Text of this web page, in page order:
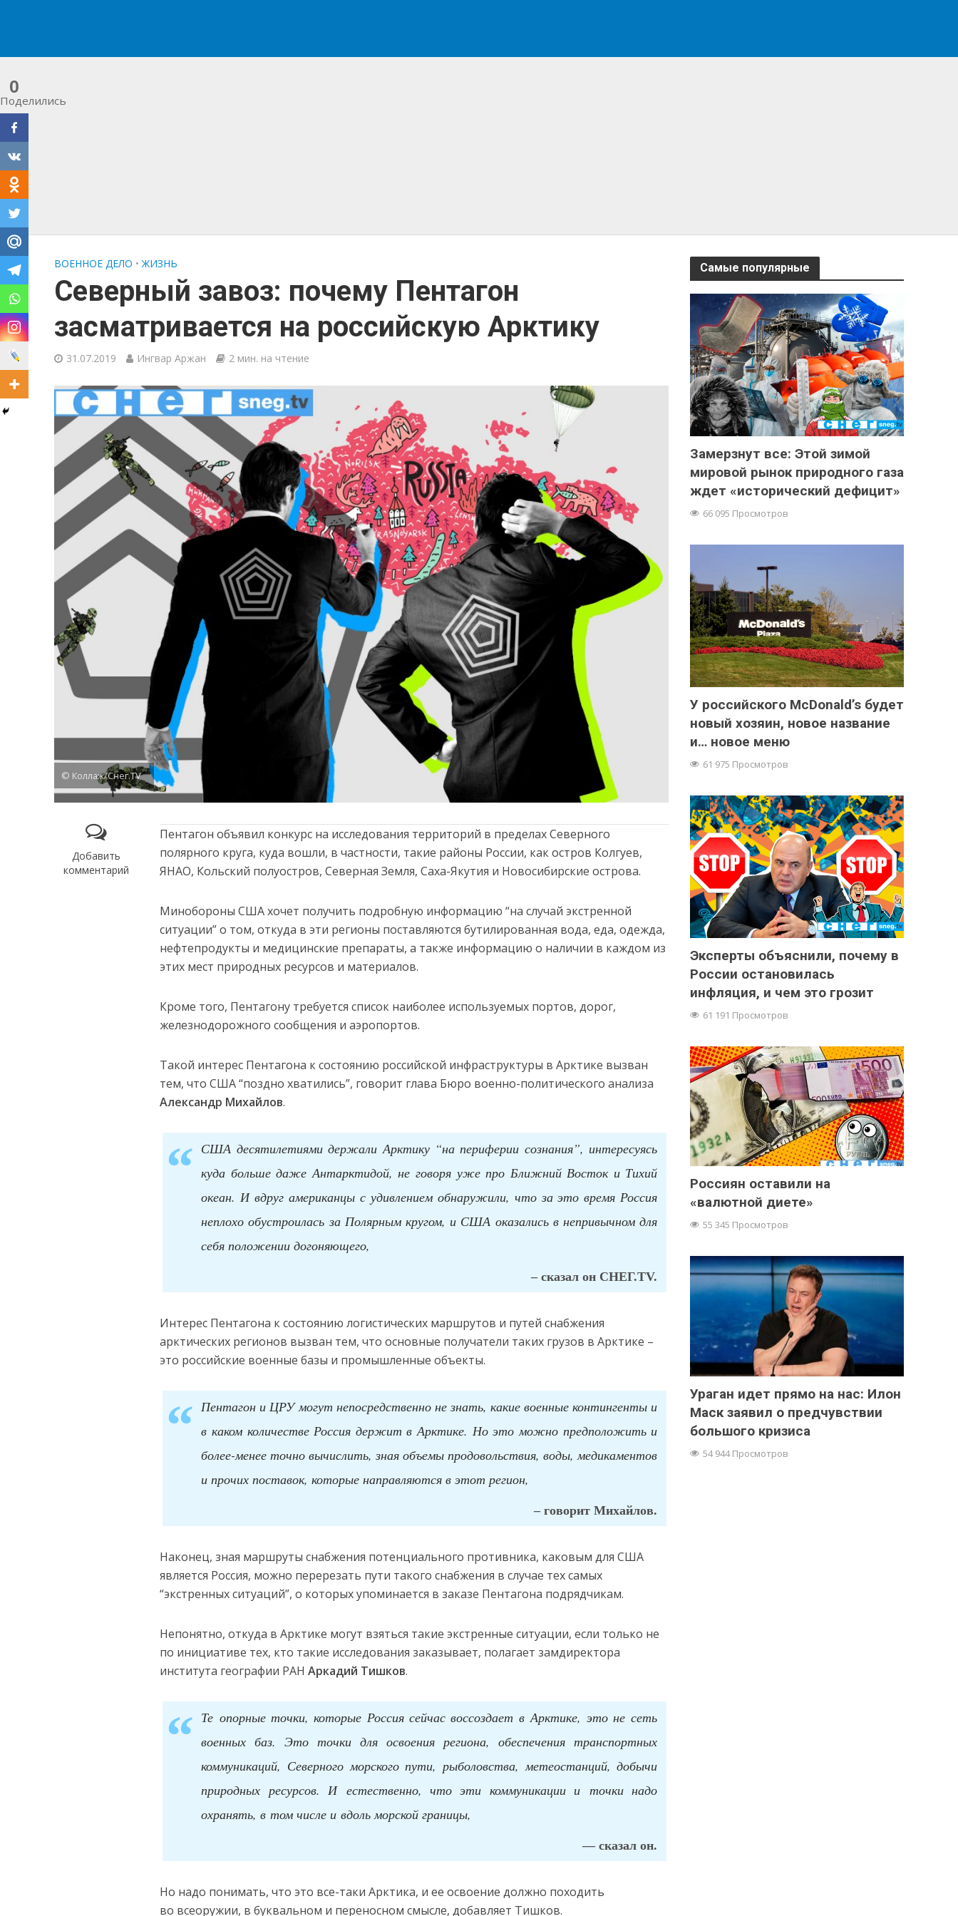
ВОЕННОЕ ДЕЛО • ЖИЗНЬ
Северный завоз: почему Пентагон
засматривается на российскую Арктику
31.07.2019 Ингвар Аржан 2 мин. на чтение
© Коллаж/Снег.TV
Добавить
комментарий
Пентагон объявил конкурс на исследования территорий в пределах Северного
полярного круга, куда вошли, в частности, такие районы России, как остров Колгуев,
ЯНАО, Кольский полуостров, Северная Земля, Саха-Якутия и Новосибирские острова.
Минобороны США хочет получить подробную информацию “на случай экстренной
ситуации” о том, откуда в эти регионы поставляются бутилированная вода, еда, одежда,
нефтепродукты и медицинские препараты, а также информацию о наличии в каждом из
этих мест природных ресурсов и материалов.
Кроме того, Пентагону требуется список наиболее используемых портов, дорог,
железнодорожного сообщения и аэропортов.
Такой интерес Пентагона к состоянию российской инфраструктуры в Арктике вызван
тем, что США “поздно хватились”, говорит глава Бюро военно-политического анализа
Александр Михайлов.
США десятилетиями держали Арктику “на периферии сознания”, интересуясь
куда больше даже Антарктидой, не говоря уже про Ближний Восток и Тихий
океан. И вдруг американцы с удивлением обнаружили, что за это время Россия
неплохо обустроилась за Полярным кругом, и США оказались в непривычном для
себя положении догоняющего,
– сказал он СНЕГ.TV.
Интерес Пентагона к состоянию логистических маршрутов и путей снабжения
арктических регионов вызван тем, что основные получатели таких грузов в Арктике –
это российские военные базы и промышленные объекты.
Пентагон и ЦРУ могут непосредственно не знать, какие военные контингенты и
в каком количестве Россия держит в Арктике. Но это можно предположить и
более-менее точно вычислить, зная объемы продовольствия, воды, медикаментов
и прочих поставок, которые направляются в этот регион,
– говорит Михайлов.
Наконец, зная маршруты снабжения потенциального противника, каковым для США
является Россия, можно перерезать пути такого снабжения в случае тех самых
“экстренных ситуаций”, о которых упоминается в заказе Пентагона подрядчикам.
Непонятно, откуда в Арктике могут взяться такие экстренные ситуации, если только не
по инициативе тех, кто такие исследования заказывает, полагает замдиректора
института географии РАНАркадий Тишков.
Те опорные точки, которые Россия сейчас воссоздает в Арктике, это не сеть
военных баз. Это точки для освоения региона, обеспечения транспортных
коммуникаций, Северного морского пути, рыболовства, метеостанций, добычи
природных ресурсов. И естественно, что эти коммуникации и точки надо
охранять, в том числе и вдоль морской границы,
— сказал он.
Но надо понимать, что это все-таки Арктика, и ее освоение должно походить
во всеоружии, в буквальном и переносном смысле, добавляет Тишков.
0
Поделились
Самые популярные
Замерзнут все: Этой зимой
мировой рынок природного газа
ждет «исторический дефицит»
66 095 Просмотров
У российского McDonald’s будет
новый хозяин, новое название
и… новое меню
61 975 Просмотров
Эксперты объяснили, почему в
России остановилась
инфляция, и чем это грозит
61 191 Просмотров
Россиян оставили на
«валютной диете»
55 345 Просмотров
Ураган идет прямо на нас: Илон
Маск заявил о предчувствии
большого кризиса
54 944 Просмотров